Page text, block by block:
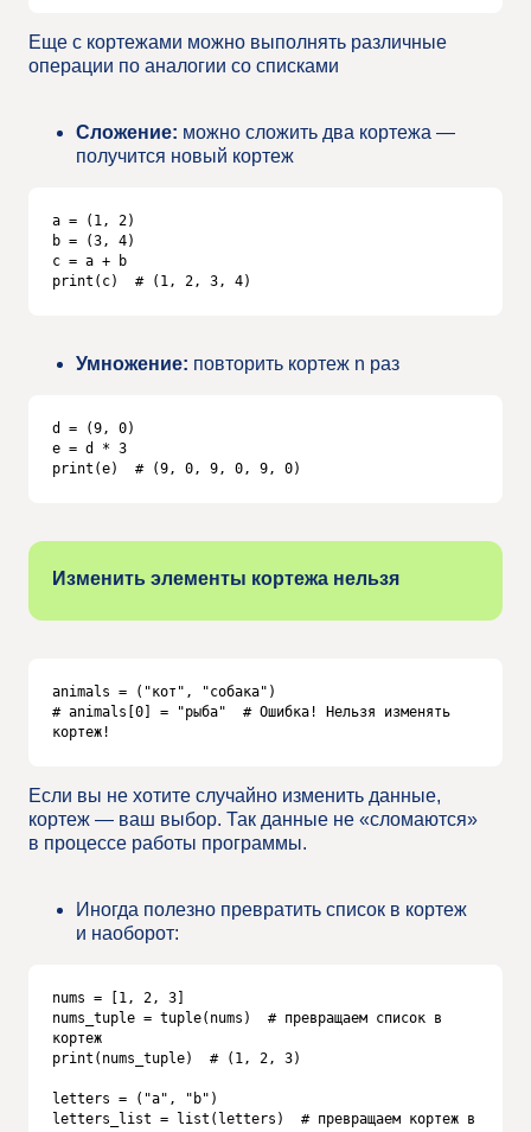
Еще с кортежами можно выполнять различные
операции по аналогии со списками
Сложение: можно сложить два кортежа —
получится новый кортеж
a = (1, 2)
b = (3, 4)
c = a + b
print(c)  # (1, 2, 3, 4)
Умножение: повторить кортеж n раз
d = (9, 0)
e = d * 3
print(e)  # (9, 0, 9, 0, 9, 0)
Изменить элементы кортежа нельзя
animals = ("кот", "собака")
# animals[0] = "рыба"  # Ошибка! Нельзя изменять
кортеж!
Если вы не хотите случайно изменить данные,
кортеж — ваш выбор. Так данные не «сломаются»
в процессе работы программы.
Иногда полезно превратить список в кортеж
и наоборот:
nums = [1, 2, 3]
nums_tuple = tuple(nums)  # превращаем список в
кортеж
print(nums_tuple)  # (1, 2, 3)
letters = ("a", "b")
letters_list = list(letters)  # превращаем кортеж в